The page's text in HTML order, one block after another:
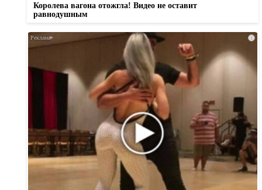
Королева вагона отожгла! Видео не оставит
равнодушным
i